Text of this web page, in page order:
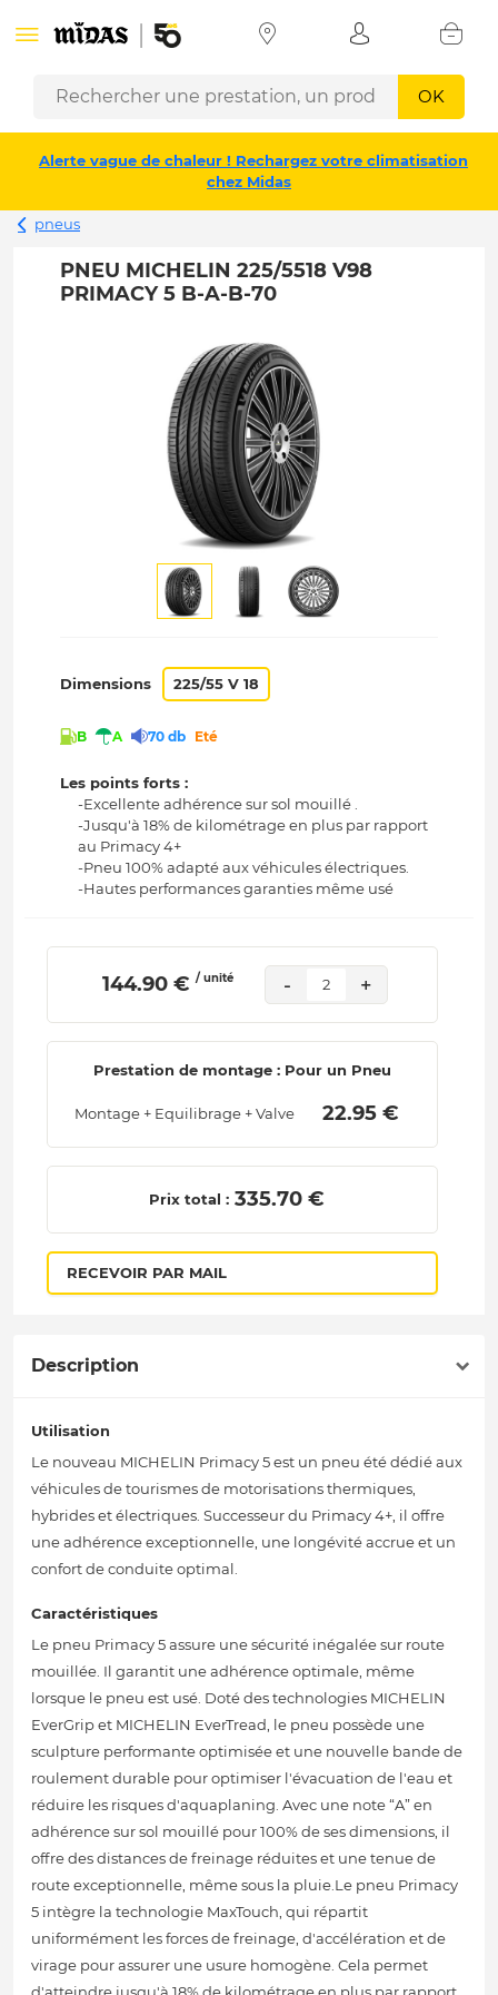
OK
Alerte vague de chaleur ! Rechargez votre climatisation
chez Midas
pneus
PNEU MICHELIN 225/5518 V98
PRIMACY 5 B-A-B-70
Dimensions 225/55 V 18
B A 70 db Eté
Les points forts :
-Excellente adhérence sur sol mouillé .
-Jusqu'à 18% de kilométrage en plus par rapport
au Primacy 4+
-Pneu 100% adapté aux véhicules électriques.
-Hautes performances garanties même usé
144.90 € / unité - 2 +
Prestation de montage : Pour un Pneu
Montage + Equilibrage + Valve 22.95 €
Prix total : 335.70 €
RECEVOIR PAR MAIL
Description
Utilisation
Le nouveau MICHELIN Primacy 5 est un pneu été dédié aux
véhicules de tourismes de motorisations thermiques,
hybrides et électriques. Successeur du Primacy 4+, il offre
une adhérence exceptionnelle, une longévité accrue et un
confort de conduite optimal.
Caractéristiques
Le pneu Primacy 5 assure une sécurité inégalée sur route
mouillée. Il garantit une adhérence optimale, même
lorsque le pneu est usé. Doté des technologies MICHELIN
EverGrip et MICHELIN EverTread, le pneu possède une
sculpture performante optimisée et une nouvelle bande de
roulement durable pour optimiser l'évacuation de l'eau et
réduire les risques d'aquaplaning. Avec une note “A” en
adhérence sur sol mouillé pour 100% de ses dimensions, il
offre des distances de freinage réduites et une tenue de
route exceptionnelle, même sous la pluie.Le pneu Primacy
5 intègre la technologie MaxTouch, qui répartit
uniformément les forces de freinage, d'accélération et de
virage pour assurer une usure homogène. Cela permet